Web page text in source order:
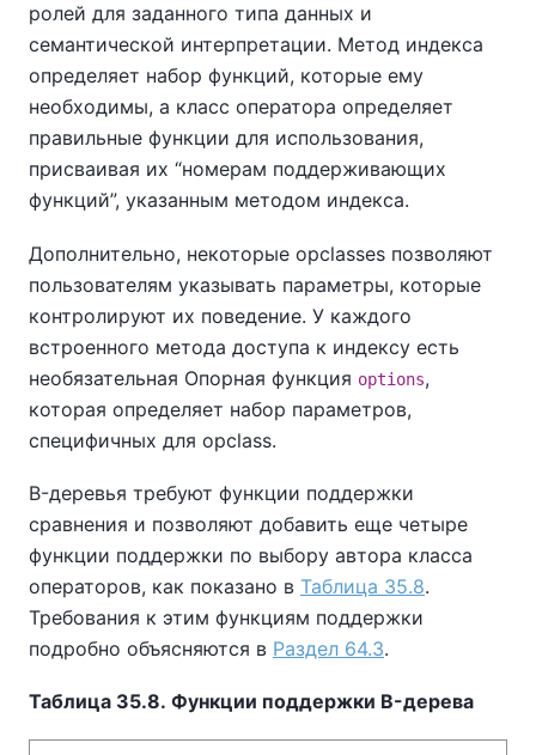
ролей для заданного типа данных и
семантической интерпретации. Метод индекса
определяет набор функций, которые ему
необходимы, а класс оператора определяет
правильные функции для использования,
присваивая их “номерам поддерживающих
функций”, указанным методом индекса.
Дополнительно, некоторые opclasses позволяют
пользователям указывать параметры, которые
контролируют их поведение. У каждого
встроенного метода доступа к индексу есть
необязательная Опорная функция options,
которая определяет набор параметров,
специфичных для opclass.
B-деревья требуют функции поддержки
сравнения и позволяют добавить еще четыре
функции поддержки по выбору автора класса
операторов, как показано в Таблица 35.8.
Требования к этим функциям поддержки
подробно объясняются в Раздел 64.3.
Таблица 35.8. Функции поддержки B-дерева